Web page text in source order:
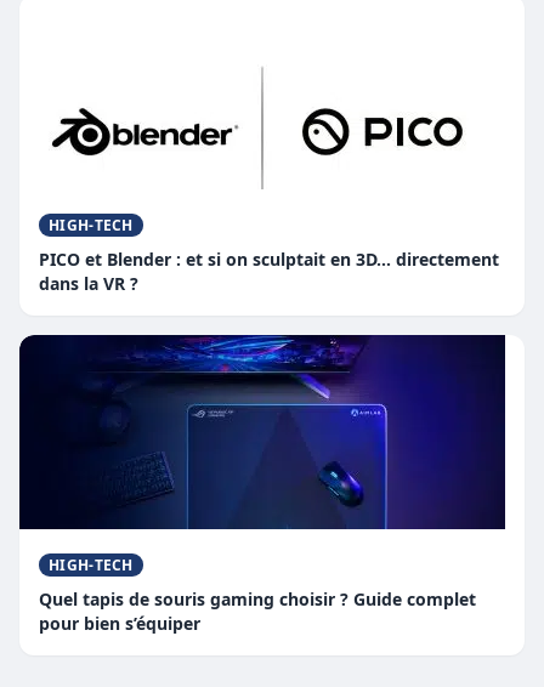
HIGH-TECH
PICO et Blender : et si on sculptait en 3D… directement
dans la VR ?
HIGH-TECH
Quel tapis de souris gaming choisir ? Guide complet
pour bien s’équiper